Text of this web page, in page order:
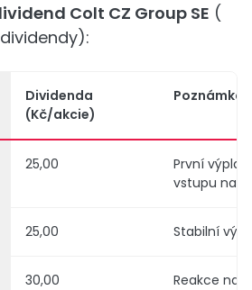
Colt CZ Group SE (
Dividenda
(Kč/akcie)
Poznámka
25,00
První
vstupu na
25,00 Stabilní
30,00
Reakce na